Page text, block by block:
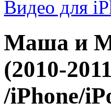
Видео для
Маша и
(2010-
/iPhone/